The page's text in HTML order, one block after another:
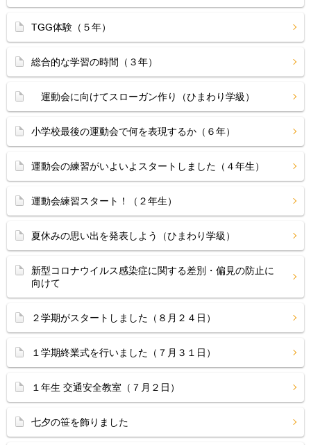
TGG体験（５年）
総合的な学習の時間（３年）
運動会に向けてスローガン作り（ひまわり学級）
小学校最後の運動会で何を表現するか（６年）
運動会の練習がいよいよスタートしました（４年生）
運動会練習スタート！（２年生）
夏休みの思い出を発表しよう（ひまわり学級）
新型コロナウイルス感染症に関する差別・偏見の防止に
向けて
２学期がスタートしました（８月２４日）
１学期終業式を行いました（７月３１日）
１年生 交通安全教室（７月２日）
七夕の笹を飾りました